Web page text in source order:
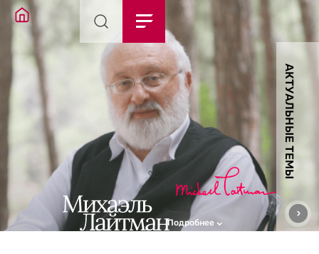
АКТУАЛЬНЫЕ ТЕМЫ
Подробнее